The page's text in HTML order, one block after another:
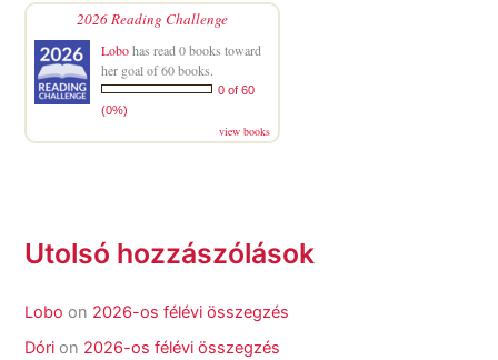
2026 Reading Challenge
Lobohas read 0 books toward
her goal of 60 books.
0 of 60
(0%)
view books
Utolsó hozzászólások
Lobo on 2026-os félévi összegzés
Dóri on 2026-os félévi összegzés